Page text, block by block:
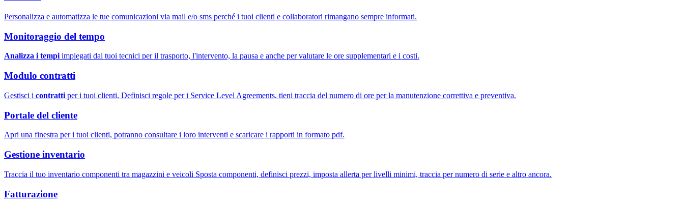
Personalizza e automatizza le tue comunicazioni via mail e/o sms perché i tuoi clienti e collaboratori rimangano sempre informati.
Monitoraggio del tempo
Analizza i tempiimpiegati dai tuoi tecnici per il trasporto, l'intervento, la pausa e anche per valutare le ore supplementari e i costi.
Modulo contratti
Gestisci i contratti per i tuoi clienti. Definisci regole per i Service Level Agreements, tieni traccia del numero di ore per la manutenzione correttiva e preventiva.
Portale del cliente
Apri una finestra per i tuoi clienti, potranno consultare i loro interventi e scaricare i rapporti in formato pdf.
Gestione inventario
Traccia il tuo inventario componenti tra magazzini e veicoli Sposta componenti, definisci prezzi, imposta allerta per livelli minimi, traccia per numero di serie e altro ancora.
Fatturazione